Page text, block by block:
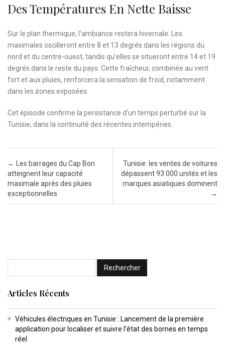
Des Températures En Nette Baisse
Sur le plan thermique, l’ambiance restera hivernale. Les
maximales oscilleront entre 8 et 13 degrés dans les régions du
nord et du centre-ouest, tandis qu’elles se situeront entre 14 et 19
degrés dans le reste du pays. Cette fraîcheur, combinée au vent
fort et aux pluies, renforcera la sensation de froid, notamment
dans les zones exposées.
Cet épisode confirme la persistance d’un temps perturbé sur la
Tunisie, dans la continuité des récentes intempéries.
Post navigation
← Les barrages du Cap Bon
atteignent leur capacité
maximale après des pluies
exceptionnelles
Tunisie: les ventes de voitures
dépassent 93 000 unités et les
marques asiatiques dominent
→
Articles Récents
Véhicules électriques en Tunisie : Lancement de la première
application pour localiser et suivre l’état des bornes en temps
réel